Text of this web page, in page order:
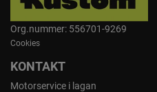
Org.nummer: 556701-9269
Cookies
KONTAKT
Motorservice i lagan